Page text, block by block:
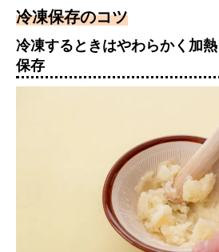
冷凍保存のコツ
冷凍するときはやわらかく加
保存